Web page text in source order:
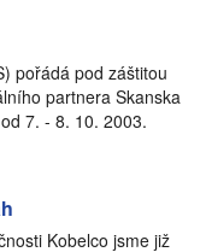
pořádá pod záštitou
partnera Skanska
7. - 8. 10. 2003.
Kobelco jsme již